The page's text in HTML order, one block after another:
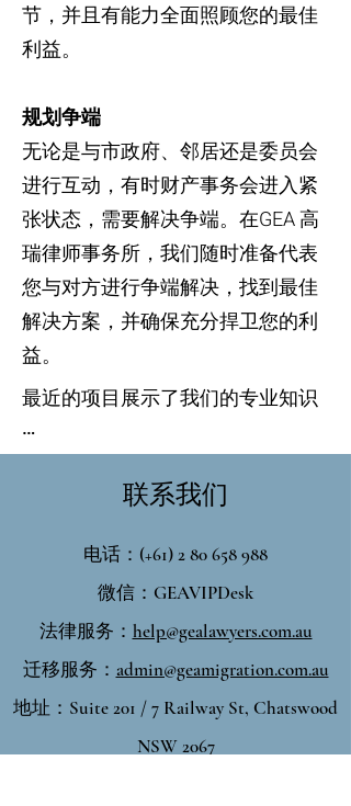
节，并且有能力全面照顾您的最佳
利益。
规划争端
无论是与市政府、邻居还是委员会
进行互动，有时财产事务会进入紧
张状态，需要解决争端。在GEA 高
瑞律师事务所，我们随时准备代表
您与对方进行争端解决，找到最佳
解决方案，并确保充分捍卫您的利
益。
最近的项目展示了我们的专业知识
我们最近的项目体现了我们能力的
广度和深度：
• 就新南威尔士州Entrance 价值约
2,000 万美元的合资土地交换安排
提供咨询。
• 成功管理了新南威尔士州巴尔曼、
莫利莫克和金德拜恩历史酒店的尽
职调查、收购和后续运营。
联系我们
电话：(+61)2 80 658 988
​​微信：GEAVIPDesk
法律服务： help@gealawyers.com.au
迁移服务： admin@geamigration.com.au
地址：Suite 201 / 7 Railway St, Chatswood
NSW 2067